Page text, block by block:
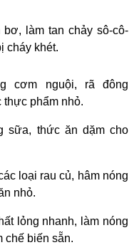
bơ, làm tan chảy sô-cô-
cháy khét.
cơm nguội, rã đông
thực phẩm nhỏ.
sữa, thức ăn dặm cho
loại rau củ, hâm nóng
nhỏ.
lỏng nhanh, làm nóng
chế biến sẵn.